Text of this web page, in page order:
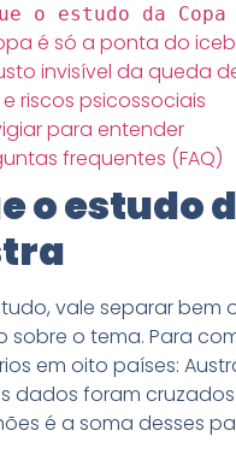
o estudo da
é só a ponta do
invisível da queda
e riscos psicossociais
para entender
frequentes (FAQ)
o estudo
vale separar bem
o tema. Para
em oito países:
dados foram
é a soma desses